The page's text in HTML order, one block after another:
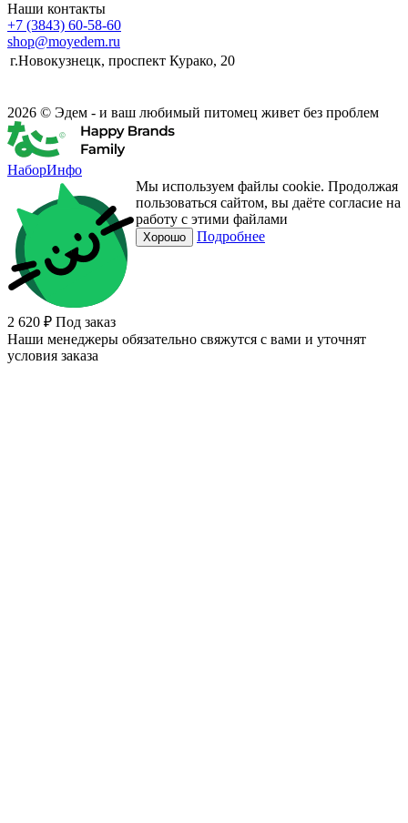
Наши контакты
+7 (3843) 60-58-60
shop@moyedem.ru
г.Новокузнецк, проспект Курако, 20
2026 © Эдем - и ваш любимый питомец живет без проблем
НаборИнфо
Мы используем файлы cookie. Продолжая
пользоваться сайтом, вы даёте согласие на
работу с этими файлами
Хорошо Подробнее
2 620 ₽ Под заказ
Наши менеджеры обязательно свяжутся с вами и уточнят
условия заказа